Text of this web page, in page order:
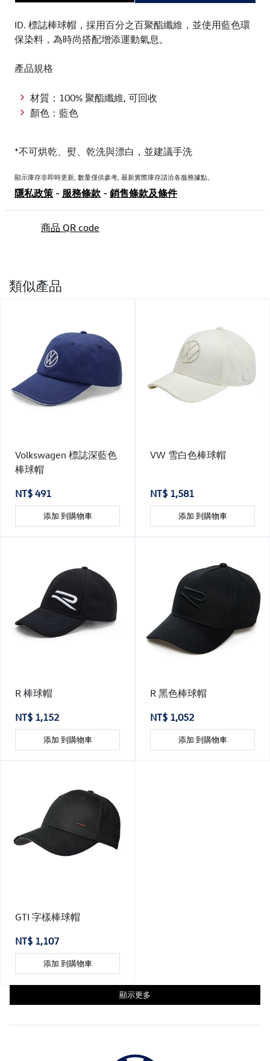
ID. 標誌棒球帽，採用百分之百聚酯纖維，並使用藍色環
保染料，為時尚搭配增添運動氣息。
產品規格
材質：100% 聚酯纖維, 可回收
顏色：藍色
*不可烘乾、熨、乾洗與漂白，並建議手洗
顯示庫存非即時更新, 數量僅供參考, 最新實際庫存請洽各服務據點。
隱私政策 - 服務條款 - 銷售條款及條件
商品 QR code
類似產品
Volkswagen 標誌深藍色
棒球帽
NT$ 491
添加 到購物車
VW 雪白色棒球帽
NT$ 1,581
添加 到購物車
R 棒球帽
NT$ 1,152
添加 到購物車
R 黑色棒球帽
NT$ 1,052
添加 到購物車
GTI 字樣棒球帽
NT$ 1,107
添加 到購物車
顯示更多